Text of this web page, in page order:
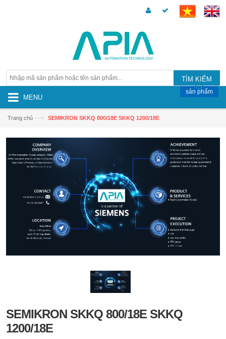
TÌM KIẾM
MENU
sản phẩm
Trang chủ —› SEMIKRON SKKQ 800/18E SKKQ 1200/18E
SEMIKRON SKKQ 800/18E SKKQ
1200/18E